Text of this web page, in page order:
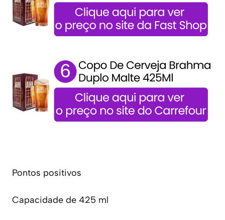
Pontos positivos
Capacidade de 425 ml